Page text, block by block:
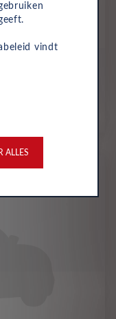
vindt
ALLES